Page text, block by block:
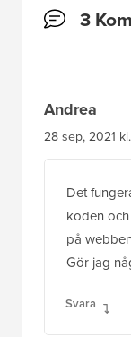
Läsarnas
3
Andrea
28 sep, 2021
Det
koden
på
Gör jag
Svara